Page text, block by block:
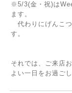
※5/3(金・祝)は
ます。
代わりにげんこ
す。
それでは、ご来店
よい一日をお過ご